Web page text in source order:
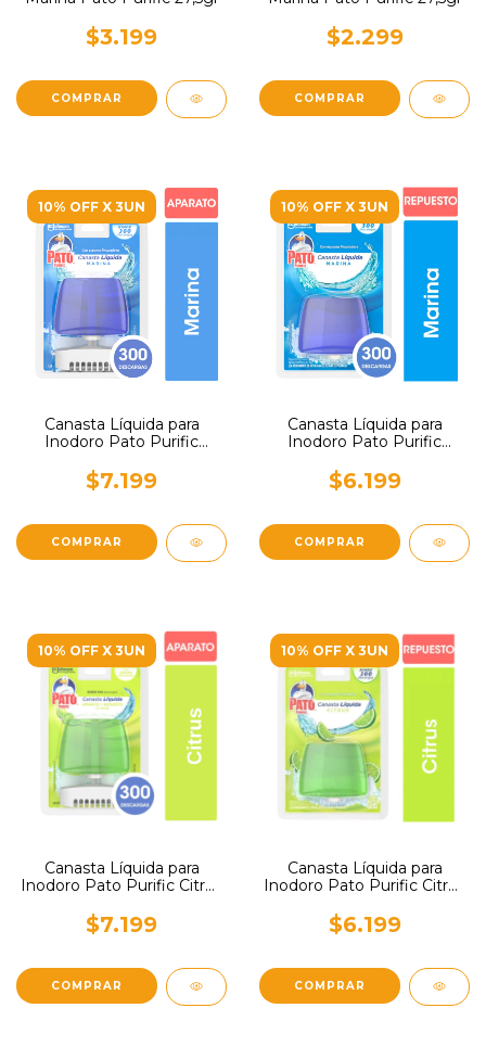
$3.199 $2.299
10% OFF X 3UN
Canasta Líquida para
Inodoro Pato Purific
$7.199
10% OFF X 3UN
Canasta Líquida para
Inodoro Pato Purific
$6.199
10% OFF X 3UN
Canasta Líquida para
Inodoro Pato Purific Citrus
$7.199
10% OFF X 3UN
Canasta Líquida para
Inodoro Pato Purific Citrus
$6.199